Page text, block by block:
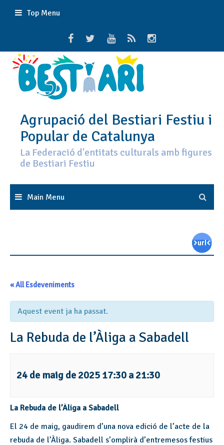
Top Menu
Agrupació del Bestiari Festiu i
Popular de Catalunya
La Federació d'entitats culturals amb figures
de Bestiari Festiu
Main Menu
« All Esdeveniments
Aquest event ja ha passat.
La Rebuda de l’Àliga a Sabadell
24 de maig de 2025 17:30 a21:30
La Rebuda de l’Àliga a Sabadell
El 24 de maig, gaudirem d’una nova edició de l’acte de la
rebuda de l’Àliga. Sabadell s’omplirà d’entremesos festius